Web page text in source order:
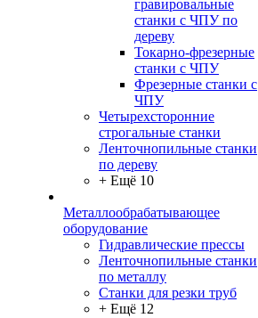
гравировальные
станки с ЧПУ по
дереву
Токарно-фрезерные
станки с ЧПУ
Фрезерные станки с
ЧПУ
Четырехсторонние
строгальные станки
Ленточнопильные станки
по дереву
+ Ещё 10
Металлообрабатывающее
оборудование
Гидравлические прессы
Ленточнопильные станки
по металлу
Станки для резки труб
+ Ещё 12